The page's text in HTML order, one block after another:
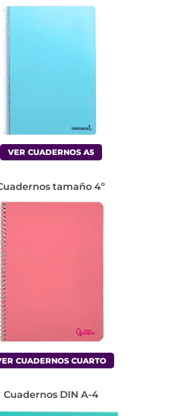
VER CUADERNOS A5
tamaño 4º
CUADERNOS CUARTO
Cuadernos DIN A-4